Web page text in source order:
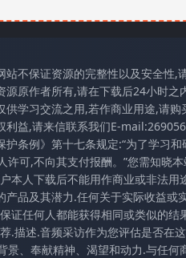
不保证资源的完整性以及安全性,
原作者所有,请在下载后24小时之
学习交流之用,若作商业用途,请
益,请来信联系我们E-
条例》第十七条规定:“为了学习
可,不向其支付报酬。”您需知晓
本人下载后不能用作商业或非法
品及其潜力.任何关于实际收益
证任何人都能获得相同或类似的
.描述.音频采访作为您评估是否在
、奉献精神、渴望和动力.与任